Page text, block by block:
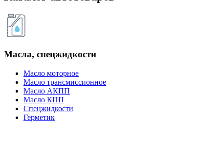
Масла, спецжидкости
Масло моторное
Масло трансмиссионное
Масло АКПП
Масло КПП
Спецжидкости
Герметик